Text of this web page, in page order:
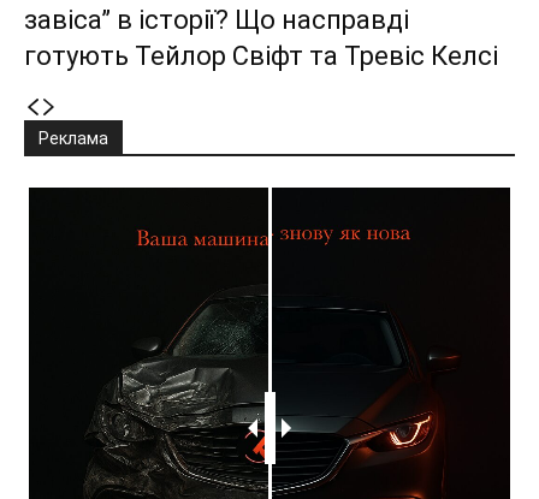
завіса” в історії? Що насправді
готують Тейлор Свіфт та Тревіс Келсі
Реклама